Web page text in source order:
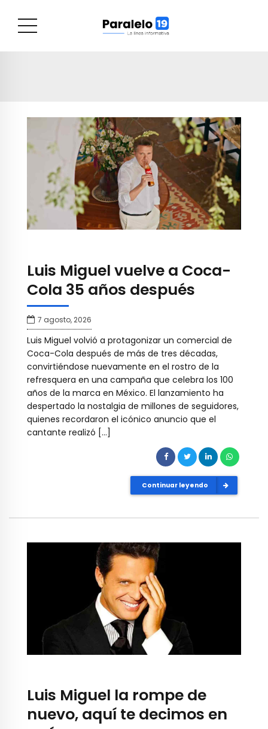
Luis Miguel vuelve a Coca-
Cola 35 años después
7 agosto, 2026
Luis Miguel volvió a protagonizar un comercial de
Coca-Cola después de más de tres décadas,
convirtiéndose nuevamente en el rostro de la
refresquera en una campaña que celebra los 100
años de la marca en México. El lanzamiento ha
despertado la nostalgia de millones de seguidores,
quienes recordaron el icónico anuncio que el
cantante realizó […]
Continuar leyendo
Luis Miguel la rompe de
nuevo, aquí te decimos en